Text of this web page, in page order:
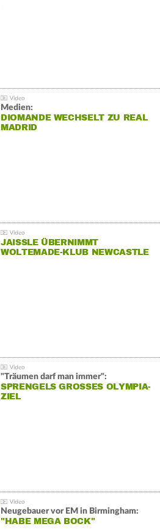
Medien:
DIOMANDE WECHSELT ZU REAL
MADRID
JAISSLE ÜBERNIMMT
WOLTEMADE-KLUB NEWCASTLE
"Träumen darf man immer":
SPRENGELS GROSSES OLYMPIA-Z
IEL
Neugebauer vor EM in Birmingham:
"HABE MEGA BOCK"